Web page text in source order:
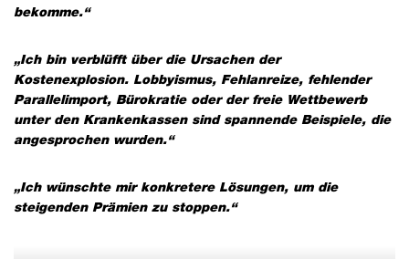
bekomme.“
„Ich bin verblüfft über die Ursachen der
Kostenexplosion. Lobbyismus, Fehlanreize, fehlender
Parallelimport, Bürokratie oder der freie Wettbewerb
unter den Krankenkassen sind spannende Beispiele, die
angesprochen wurden.“
„Ich wünschte mir konkretere Lösungen, um die
steigenden Prämien zu stoppen.“